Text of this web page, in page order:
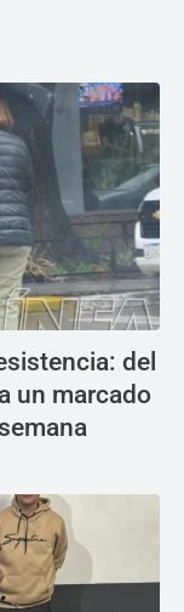
del
un marcado